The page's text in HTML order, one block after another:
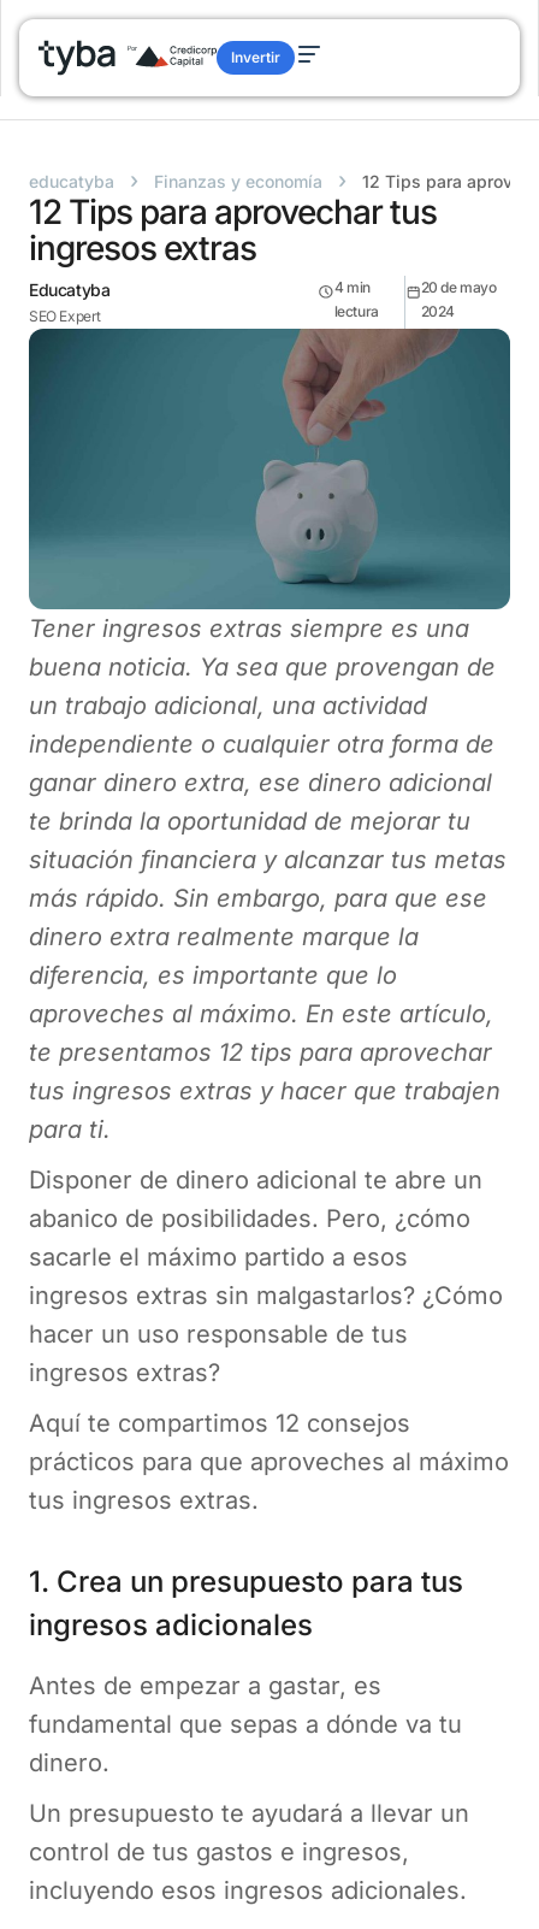
Invertir
educatyba › Finanzas y economía › 12 Tips para
12 Tips para aprovechar tus
ingresos extras
Educatyba
SEO Expert
4 min
lectura
20 de mayo
2024
Tener ingresos extras siempre es una
buena noticia. Ya sea que provengan de
un trabajo adicional, una actividad
independiente o cualquier otra forma de
ganar dinero extra, ese dinero adicional
te brinda la oportunidad de mejorar tu
situación financiera y alcanzar tus metas
más rápido. Sin embargo, para que ese
dinero extra realmente marque la
diferencia, es importante que lo
aproveches al máximo. En este artículo,
te presentamos 12 tips para aprovechar
tus ingresos extras y hacer que trabajen
para ti.
Disponer de dinero adicional te abre un
abanico de posibilidades. Pero, ¿cómo
sacarle el máximo partido a esos
ingresos extras sin malgastarlos? ¿Cómo
hacer un uso responsable de tus
ingresos extras?
Aquí te compartimos 12 consejos
prácticos para que aproveches al máximo
tus ingresos extras.
1. Crea un presupuesto para tus
ingresos adicionales
Antes de empezar a gastar, es
fundamental que sepas a dónde va tu
dinero.
Un presupuesto te ayudará a llevar un
control de tus gastos e ingresos,
incluyendo esos ingresos adicionales.